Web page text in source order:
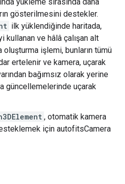
gösterilmesini destekler.
ilk yüklendiğinde haritada,
kullanan ve hâlâ çalışan alt
işlemi, bunların tümü
ertelenir ve kamera, uçarak
bağımsız olarak yerine
güncellemelerinde uçarak
, otomatik kamera
için autofitsCamera